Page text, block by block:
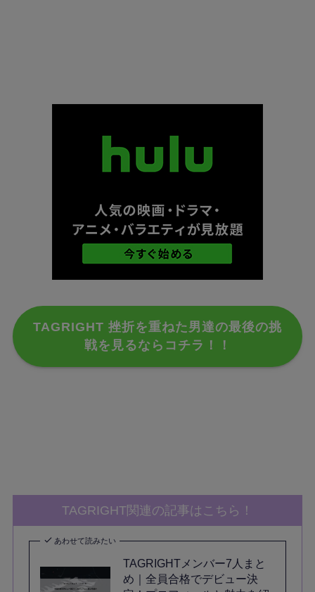
TAGRIGHT 挫折を重ねた男達の最後の挑
戦を見るならコチラ！！
TAGRIGHT関連の記事はこちら！
あわせて読みたい
TAGRIGHTメンバー7人まと
め｜全員合格でデビュー決